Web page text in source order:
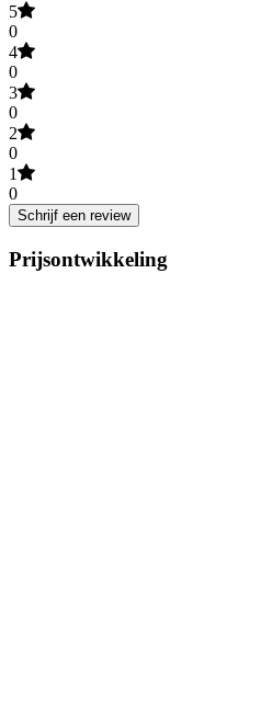
5
0
4
0
3
0
2
0
1
0
Schrijf een review
Prijsontwikkeling